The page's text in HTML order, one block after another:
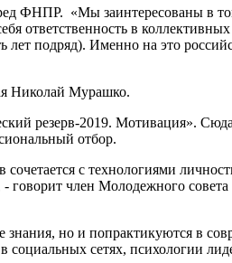
ФНПР. «Мы заинтересованы в
ответственность в коллективных
лет подряд). Именно на это
Николай Мурашко.
резерв-2019. Мотивация». Сюда
отбор.
с технологиями
говорит член Молодежного
знания, но и попрактикуются в
сетях, психологии